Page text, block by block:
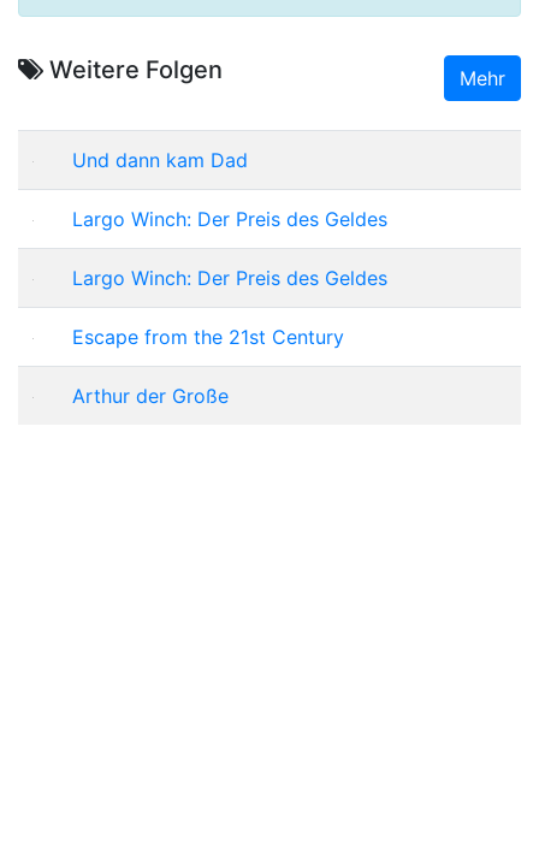
Weitere Folgen Mehr
Und dann kam Dad
Largo Winch: Der Preis des Geldes
Largo Winch: Der Preis des Geldes
Escape from the 21st Century
Arthur der Große